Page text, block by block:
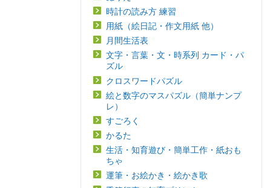
時計の読み方 練習
用紙（絵日記・作文用紙 他）
月間生活表
文字・言葉・文・時系列 カード・パ
ズル
クロスワードパズル
絵と数字のマスパズル（簡単ナンプ
レ）
すごろく
かるた
生活・知育遊び・簡単工作・紙おも
ちゃ
運筆・お絵かき・絵かき歌